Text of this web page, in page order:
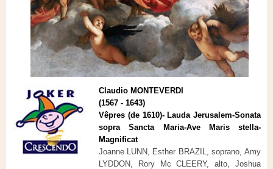
Claudio MONTEVERDI
(1567 - 1643)
Vêpres (de 1610)- Lauda Jerusalem-Sonata
sopra Sancta Maria-Ave Maris stella-
Magnificat
Joanne LUNN, Esther BRAZIL, soprano, Amy
LYDDON, Rory Mc CLEERY, alto, Joshua